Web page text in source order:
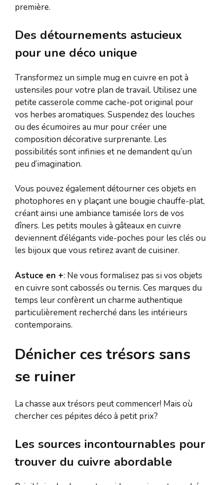
première.
Des détournements astucieux
pour une déco unique
Transformez un simple mug en cuivre en pot à
ustensiles pour votre plan de travail. Utilisez une
petite casserole comme cache-pot original pour
vos herbes aromatiques. Suspendez des louches
ou des écumoires au mur pour créer une
composition décorative surprenante. Les
possibilités sont infinies et ne demandent qu’un
peu d’imagination.
Vous pouvez également détourner ces objets en
photophores en y plaçant une bougie chauffe-plat,
créant ainsi une ambiance tamisée lors de vos
dîners. Les petits moules à gâteaux en cuivre
deviennent d’élégants vide-poches pour les clés ou
les bijoux que vous retirez avant de cuisiner.
Astuce en +: Ne vous formalisez pas si vos objets
en cuivre sont cabossés ou ternis. Ces marques du
temps leur confèrent un charme authentique
particulièrement recherché dans les intérieurs
contemporains.
Dénicher ces trésors sans
se ruiner
La chasse aux trésors peut commencer! Mais où
chercher ces pépites déco à petit prix?
Les sources incontournables pour
trouver du cuivre abordable